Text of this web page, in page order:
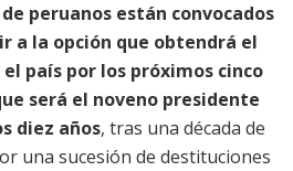
peruanos están convocados
a la opción que obtendrá el
país por los próximos cinco
será el noveno presidente
diez años, tras una década de
una sucesión de destituciones